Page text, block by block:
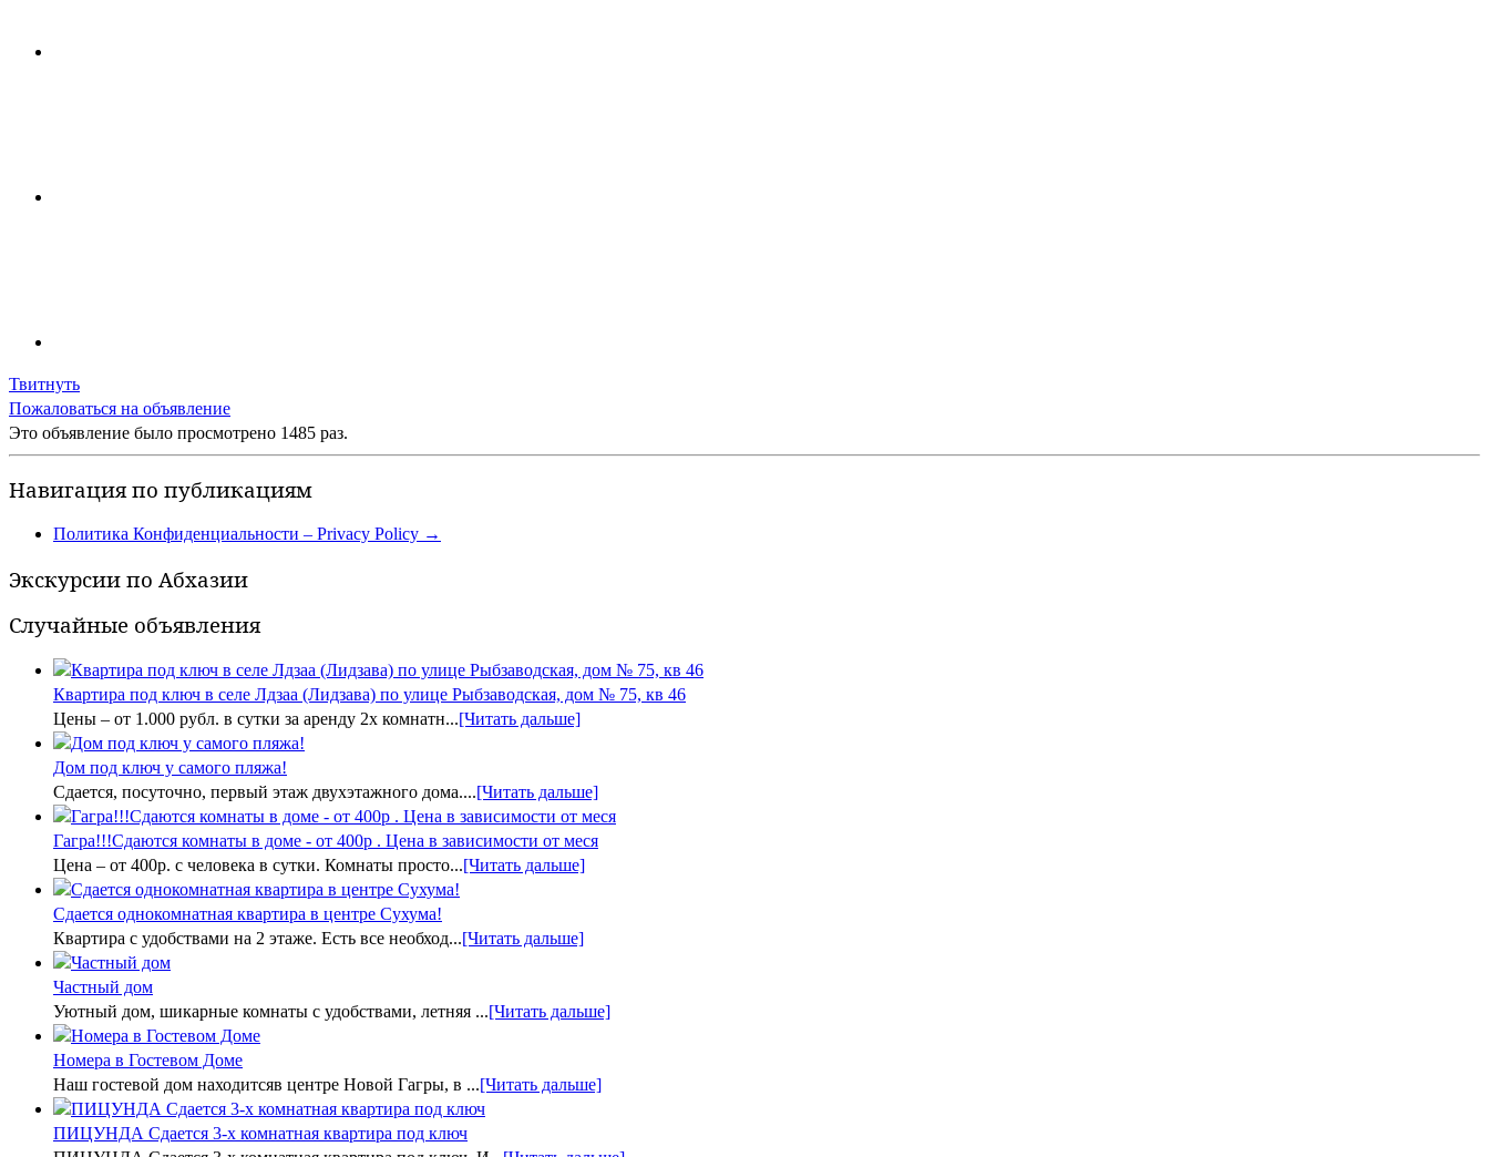
Твитнуть
Пожаловаться на объявление
Это объявление было просмотрено 1485 раз.
Навигация по публикациям
Политика Конфиденциальности – Privacy Policy →
Экскурсии по Абхазии
Случайные объявления
Квартира под ключ в селе Лдзаа (Лидзава) по улице Рыбзаводская, дом № 75, кв 46
Цены – от 1.000 рубл. в сутки за аренду 2х комнатн...[Читать дальше]
Дом под ключ у самого пляжа!
Сдается, посуточно, первый этаж двухэтажного дома....[Читать дальше]
Гагра!!!Сдаются комнаты в доме - от 400р . Цена в зависимости от меся
Цена – от 400р. с человека в сутки. Комнаты просто...[Читать дальше]
Сдается однокомнатная квартира в центре Сухума!
Квартира с удобствами на 2 этаже. Есть все необход...[Читать дальше]
Частный дом
Уютный дом, шикарные комнаты с удобствами, летняя ...[Читать дальше]
Номера в Гостевом Доме
Наш гостевой дом находитсяв центре Новой Гагры, в ...[Читать дальше]
ПИЦУНДА Сдается 3-х комнатная квартира под ключ